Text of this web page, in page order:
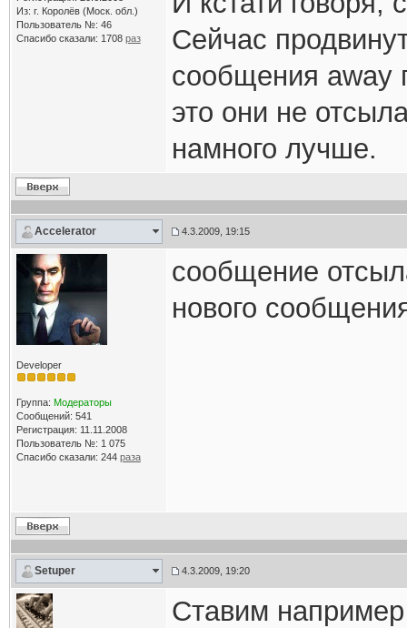
Из: г. Королёв (Моск. обл.)
Пользователь №: 46
Спасибо сказали: 1708 раз
Сейчас
сообщения away
это они не
намного лучше.
Accelerator 4.3.2009, 19:15
Developer
Группа: Модераторы
Сообщений: 541
Регистрация: 11.11.2008
Пользователь №: 1 075
Спасибо сказали: 244 раза
сообщение
нового
Setuper 4.3.2009, 19:20
Ставим